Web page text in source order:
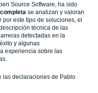
Source Software, ha sido
se analizan y valoran
este tipo de soluciones, el
técnica de las
detectadas en la
y algunas
experiencia sobre las
las declaraciones de Pablo